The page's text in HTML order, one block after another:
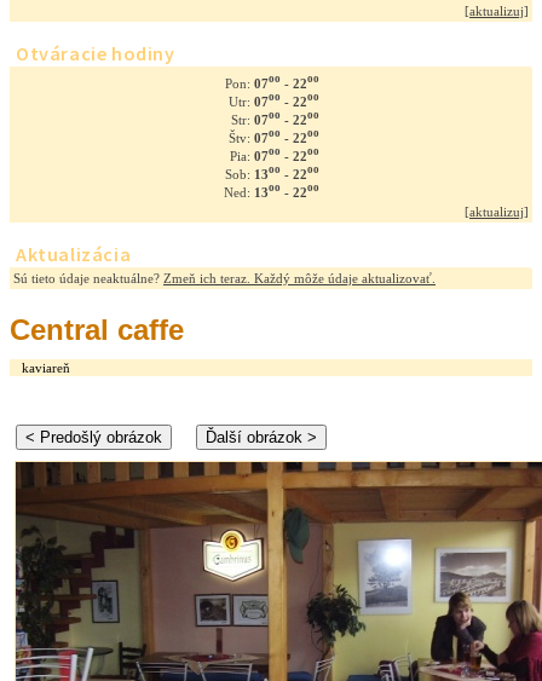
[aktualizuj]
Otváracie hodiny
Pon: 07oo- 22oo
Utr: 07oo- 22oo
Str: 07oo- 22oo
Štv: 07oo- 22oo
Pia: 07oo- 22oo
Sob: 13oo- 22oo
Ned: 13oo- 22oo
[aktualizuj]
Aktualizácia
Sú tieto údaje neaktuálne? Zmeň ich teraz. Každý môže údaje aktualizovať.
Central caffe
kaviareň